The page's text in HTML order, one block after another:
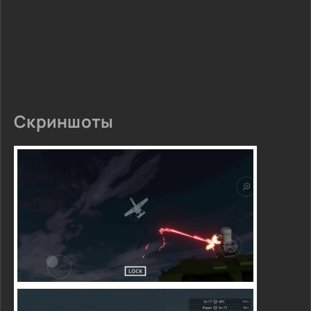
Скриншоты